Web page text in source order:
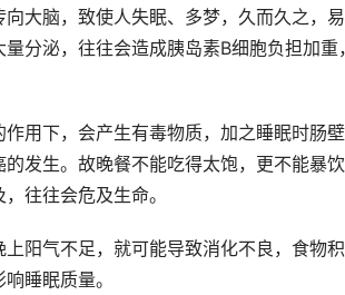
大脑，致使人失眠、多梦，久而久之，易
分泌，往往会造成胰岛素B细胞负担加重，
用下，会产生有毒物质，加之睡眠时肠
发生。故晚餐不能吃得太饱，更不能暴
往往会危及生命。
阳气不足，就可能导致消化不良，食物
睡眠质量。